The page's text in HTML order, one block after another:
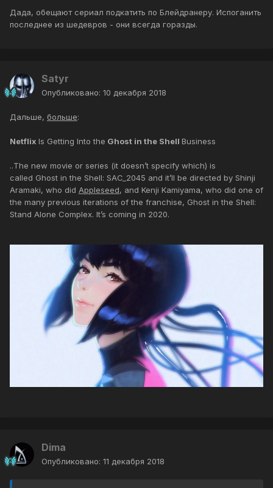
Дада, обещают сериал подкатить по Блейдранеру. Испоганить
последнее из шедевров - они всегда горазды.
Satyr
Опубликовано: 10 декабря 2018
Дальше, больше:
Netflix Is Getting Into the Ghost in the Shell Business
..The new movie or series (it doesn’t specify which) is
called Ghost in the Shell: SAC_2045 and it’ll be directed by Shinji
Aramaki, who did Appleseed, and Kenji Kamiyama, who did one of
the many previous iterations of the franchise, Ghost in the Shell:
Stand Alone Complex. It’s coming in 2020.
Dima
Опубликовано: 11 декабря 2018